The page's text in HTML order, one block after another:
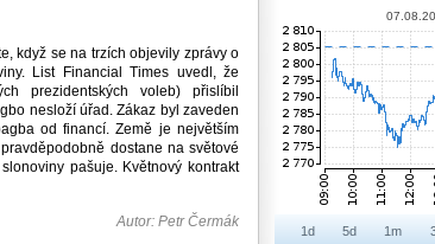
když se na trzích objevily zprávy o
List Financial Times uvedl, že
prezidentských voleb) přislíbil
nesloží úřad. Zákaz byl zaveden
od financí. Země je největším
dostane na světové
pašuje. Květnový kontrakt
Autor: Petr Čermák
1d 5d 1m